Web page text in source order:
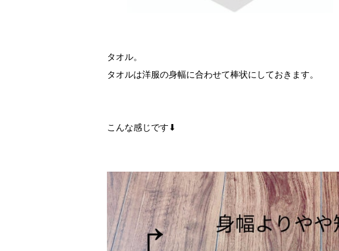
タオル。
タオルは洋服の身幅に合わせて棒状にしておきます。
こんな感じです⬇